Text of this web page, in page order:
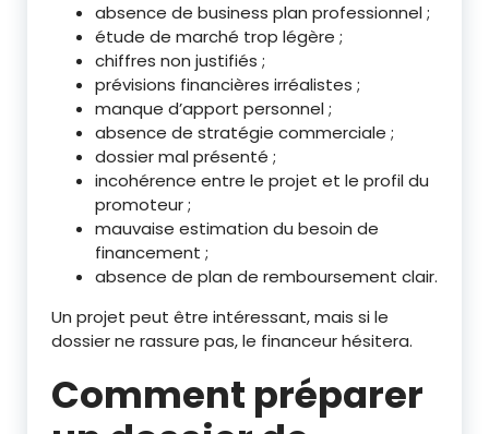
absence de business plan professionnel ;
étude de marché trop légère ;
chiffres non justifiés ;
prévisions financières irréalistes ;
manque d’apport personnel ;
absence de stratégie commerciale ;
dossier mal présenté ;
incohérence entre le projet et le profil du
promoteur ;
mauvaise estimation du besoin de
financement ;
absence de plan de remboursement clair.
Un projet peut être intéressant, mais si le
dossier ne rassure pas, le financeur hésitera.
Comment préparer